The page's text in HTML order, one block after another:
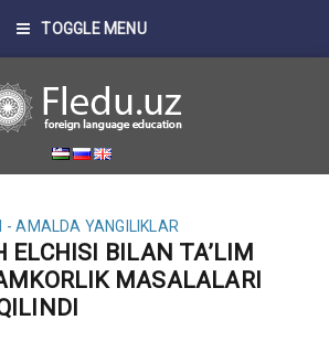
TOGGLE MENU
- AMALDA YANGILIKLAR
ELCHISI BILAN TA’LIM
MASALALARI